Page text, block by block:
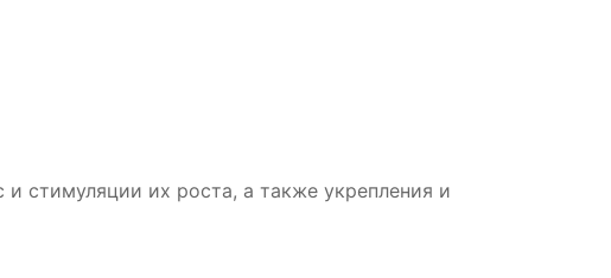
и стимуляции их роста, а также укрепления и